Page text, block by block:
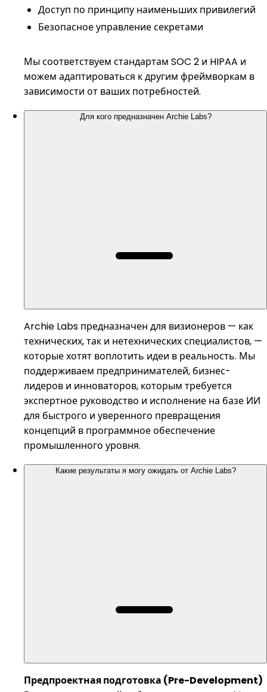
Доступ по принципу наименьших привилегий
Безопасное управление секретами
Мы соответствуем стандартам SOC 2 и HIPAA и
можем адаптироваться к другим фреймворкам в
зависимости от ваших потребностей.
Для кого предназначен Archie Labs?
Archie Labs предназначен для визионеров — как
технических, так и нетехнических специалистов, —
которые хотят воплотить идеи в реальность. Мы
поддерживаем предпринимателей, бизнес-
лидеров и инноваторов, которым требуется
экспертное руководство и исполнение на базе ИИ
для быстрого и уверенного превращения
концепций в программное обеспечение
промышленного уровня.
Какие результаты я могу ожидать от Archie Labs?
Предпроектная подготовка (Pre-Development)